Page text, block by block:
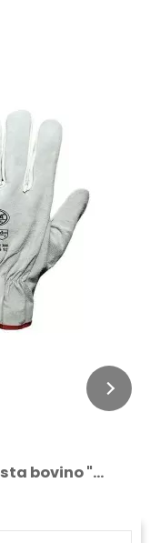
bovino "...